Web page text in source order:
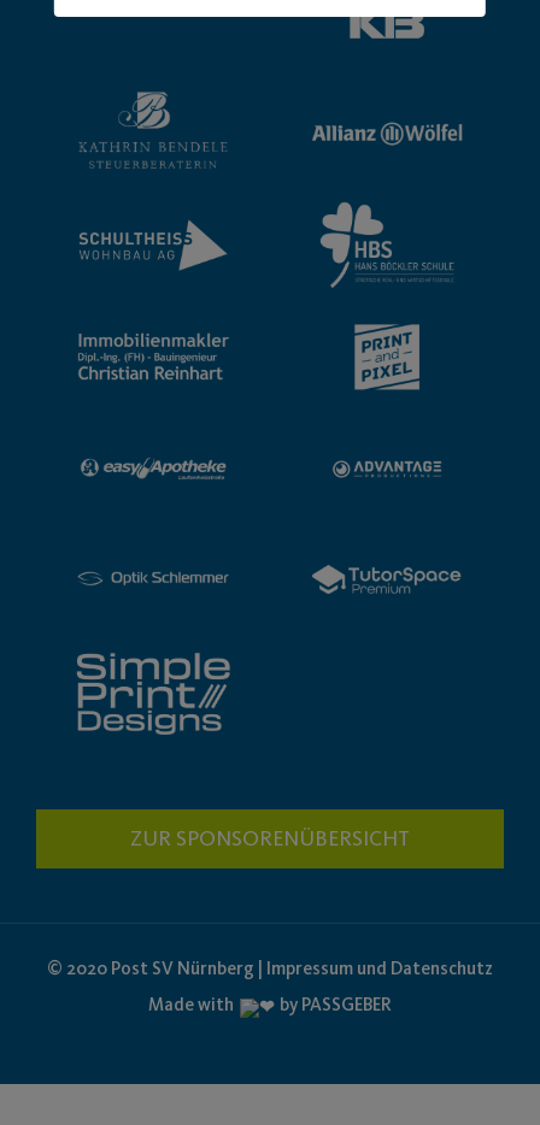
ZUR SPONSORENÜBERSICHT
© 2020 Post SV Nürnberg | Impressum und Datenschutz
Made with
by PASSGEBER